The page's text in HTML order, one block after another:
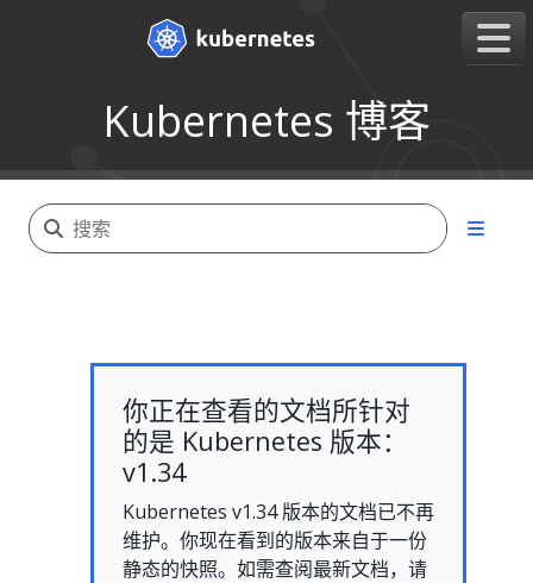
Kubernetes 博客
你正在查看的文档所针对
的是 Kubernetes 版本：
v1.34
Kubernetes v1.34 版本的文档已不再
维护。你现在看到的版本来自于一份
静态的快照。如需查阅最新文档，请